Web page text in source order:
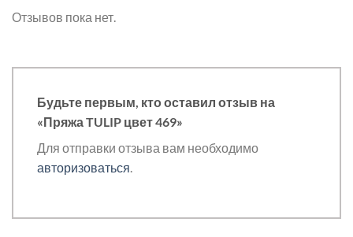
Отзывов пока нет.
Будьте первым, кто оставил отзыв на
«Пряжа TULIP цвет 469»
Для отправки отзыва вам необходимо
авторизоваться.